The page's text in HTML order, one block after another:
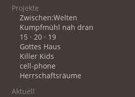
Projekte
Zwischen:Welten
Kumpfmühl nah dran
15 · 20 · 19
Gottes Haus
Killer Kids
cell-phone
Herrschaftsräume
Aktuell